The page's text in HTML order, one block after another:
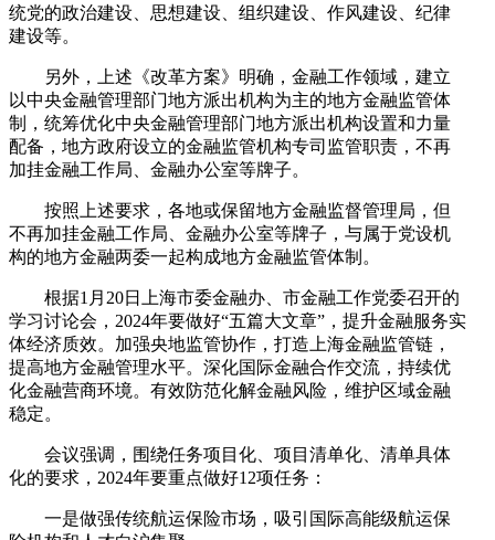
统党的政治建设、思想建设、组织建设、作风建设、纪律
建设等。
另外，上述《改革方案》明确，金融工作领域，建立
以中央金融管理部门地方派出机构为主的地方金融监管体
制，统筹优化中央金融管理部门地方派出机构设置和力量
配备，地方政府设立的金融监管机构专司监管职责，不再
加挂金融工作局、金融办公室等牌子。
按照上述要求，各地或保留地方金融监督管理局，但
不再加挂金融工作局、金融办公室等牌子，与属于党设机
构的地方金融两委一起构成地方金融监管体制。
根据1月20日上海市委金融办、市金融工作党委召开的
学习讨论会，2024年要做好“五篇大文章”，提升金融服务实
体经济质效。加强央地监管协作，打造上海金融监管链，
提高地方金融管理水平。深化国际金融合作交流，持续优
化金融营商环境。有效防范化解金融风险，维护区域金融
稳定。
会议强调，围绕任务项目化、项目清单化、清单具体
化的要求，2024年要重点做好12项任务：
一是做强传统航运保险市场，吸引国际高能级航运保